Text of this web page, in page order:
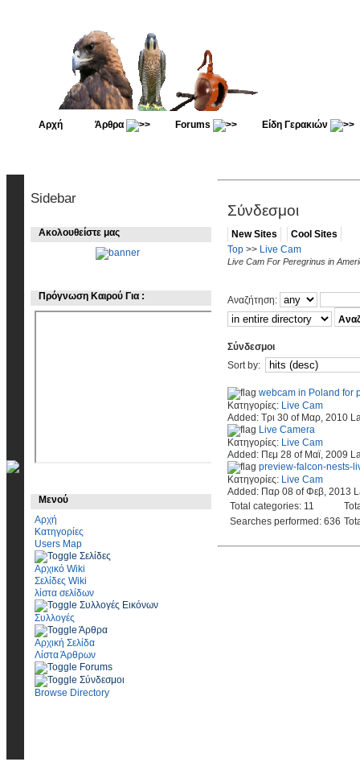
Αρχή Άρθρα Forums Είδη Γερακιών
Sidebar
Ακολουθείστε μας
Πρόγνωση Καιρού Για :
Μενού
Αρχή
Κατηγορίες
Users Map
Σελίδες
Αρχικό Wiki
Σελίδες Wiki
λίστα σελίδων
Συλλογές Εικόνων
Συλλογές
Άρθρα
Αρχική Σελίδα
Λίστα Άρθρων
Forums
Σύνδεσμοι
Browse Directory
Σύνδεσμοι
New Sites
Cool Sites
Top >> Live Cam
Live Cam For Peregrinus in
Αναζήτηση:
Σύνδεσμοι
Sort by:
webcam in Poland for
Κατηγορίες: Live Cam
Added: Τρι 30 of Μαρ, 2010
Live Camera
Κατηγορίες: Live Cam
Added: Πεμ 28 of Μαϊ, 2009
preview-falcon-nests-
Κατηγορίες: Live Cam
Added: Παρ 08 of Φεβ, 2013
Total categories: 11
Searches performed: 636